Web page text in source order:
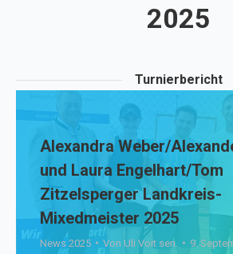
2025
Turnierbericht
Alexandra Weber/
und Laura Engelhart/Tom
Zitzelsperger Landkreis-
Mixedmeister 2025
News 2025 Von Uli Voit sen. 9.